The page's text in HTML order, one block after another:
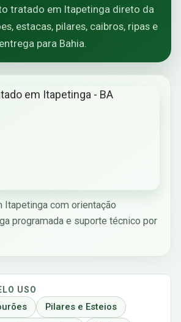
tratado em Itapetinga direto da
estacas, pilares, caibros, ripas e
para Bahia.
Itapetinga com orientação
programada e suporte técnico por
USO
Pilares e Esteios